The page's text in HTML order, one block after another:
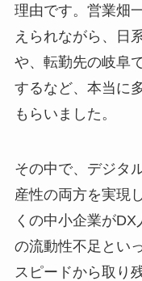
理由です。営業畑
えられながら、日
や、転勤先の岐阜
するなど、本当に
もらいました。
その中で、デジタ
産性の両方を実現
くの中小企業が
の流動性不足とい
スピードから取り